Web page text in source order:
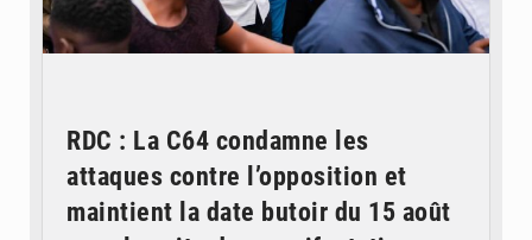
RDC : La C64 condamne les
attaques contre l’opposition et
maintient la date butoir du 15 août